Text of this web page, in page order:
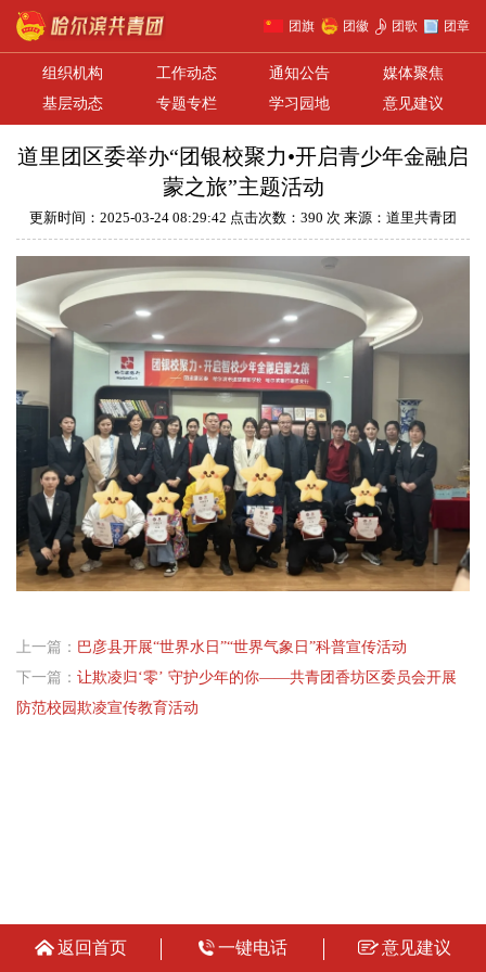
团旗 团徽 团歌 团章
组织机构 工作动态 通知公告
媒体聚焦
基层动态
专题专栏 学习园地 意见建议
道里团区委举办“团银校聚力•开启青少年金融启
蒙之旅”主题活动
更新时间：2025-03-24 08:29:42 点击次数：390 次 来源：道里共青团
上一篇： 巴彦县开展“世界水日”“世界气象日”科普宣传活动
下一篇： 让欺凌归‘零’ 守护少年的你——共青团香坊区委员会开展
防范校园欺凌宣传教育活动
返回首页 一键电话 意见建议